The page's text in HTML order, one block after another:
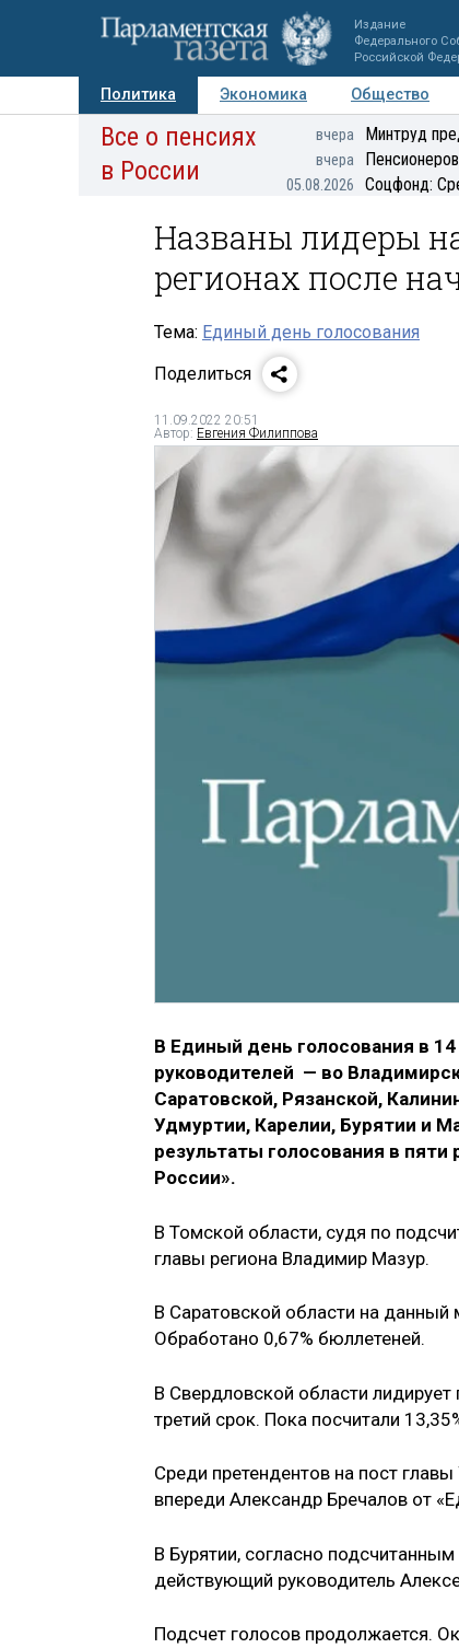
Издание
Федерального
Российской
Политика Экономика Общество
Авторы Персоны Мнения
Все о пенсиях
в России
вчера Минтруд
вчера
05.08.2026 Соцфонд:
Названы лидеры
регионах после
Тема: Единый день голосования
Поделиться
11.09.2022 20:51
Автор: Евгения Филиппова
В Единый день голосования в
руководителей ​ — во
Саратовской, Рязанской,
Удмуртии, Карелии, Бурятии и
результаты голосования в
России».
В Томской области, судя по
главы региона Владимир Мазур.
В Саратовской области на
Обработано 0,67% бюллетеней.
В Свердловской области
третий срок. Пока посчитали
Среди претендентов на пост
впереди Александр Бречалов от
В Бурятии, согласно
действующий руководитель
Подсчет голосов продолжается.